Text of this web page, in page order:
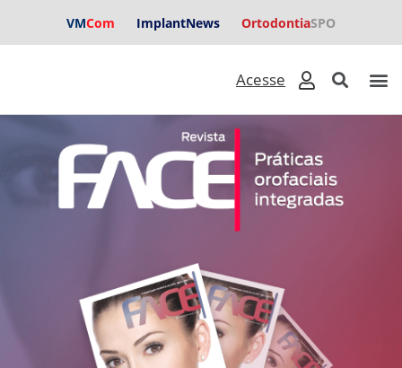
VMCom ImplantNews OrtodontiaSPO